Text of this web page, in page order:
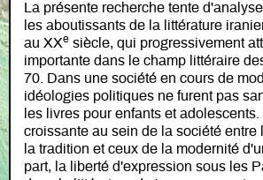
La présente recherche tente
les aboutissants de la littérature
au XXe siècle, qui progressivement
importante dans le champ littéraire
70. Dans une société en cours de
idéologies politiques ne furent pas
les livres pour enfants et
croissante au sein de la société entre
la tradition et ceux de la modernité
part, la liberté d'expression sous les